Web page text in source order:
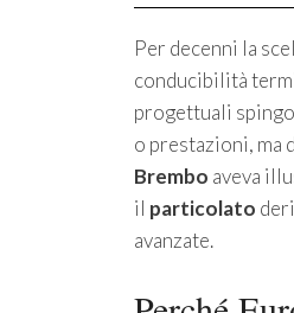
Per decenni la
conducibilità
progettuali
o prestazioni, ma
Brembo aveva
il particolato
avanzate.